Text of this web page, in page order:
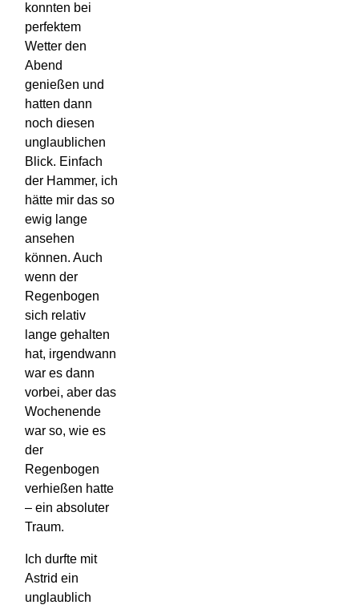
konnten bei
perfektem
Wetter den
Abend
genießen und
hatten dann
noch diesen
unglaublichen
Blick. Einfach
der Hammer, ich
hätte mir das so
ewig lange
ansehen
können. Auch
wenn der
Regenbogen
sich relativ
lange gehalten
hat, irgendwann
war es dann
vorbei, aber das
Wochenende
war so, wie es
der
Regenbogen
verhießen hatte
– ein absoluter
Traum.
Ich durfte mit
Astrid ein
unglaublich